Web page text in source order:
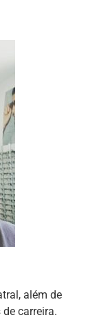
além de
carreira.